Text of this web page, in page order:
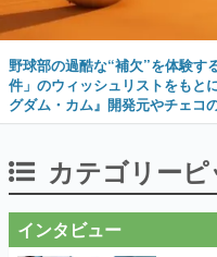
野球部の過酷な“補欠”を体験
件」のウィッシュリストをもと
グダム・カム』開発元やチェコ
カテゴリー
インタビュー